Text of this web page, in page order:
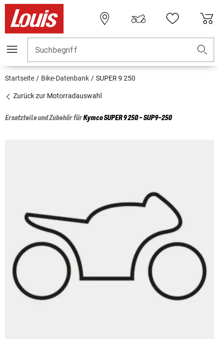
Suchbegriff
Startseite Bike-Datenbank SUPER 9 250
Zurück zur Motorradauswahl
Ersatzteile und Zubehör fürKymcoSUPER 9 250 - SUP9-250